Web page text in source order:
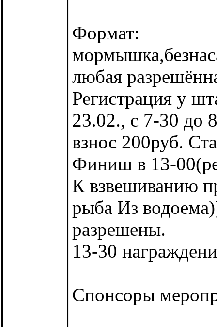
Формат:
любая
Регистрация у
23.02., с 7-30 до
взнос 200руб.
Финиш в 13-
К взвешиванию
рыба Из
разрешены.
13-30
Спонсоры